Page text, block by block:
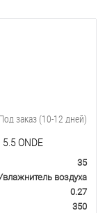
Под заказ (10-12 дней)
ONDE
35
воздуха
0.27
350